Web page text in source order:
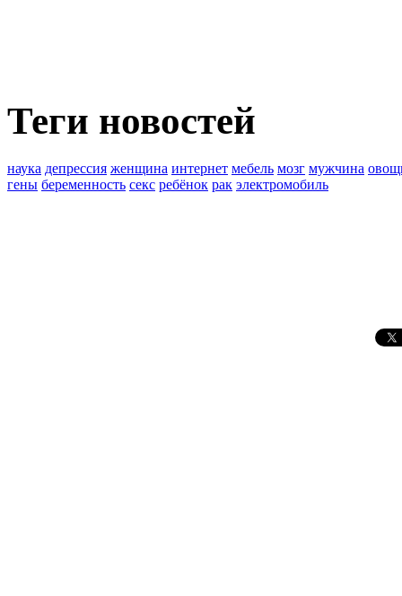
Теги новостей
наука депрессия женщина интернет мебель мозг мужчина
гены беременность секс ребёнок рак электромобиль